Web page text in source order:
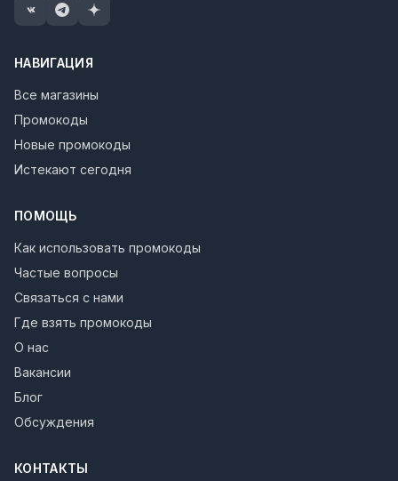
НАВИГАЦИЯ
Все магазины
Промокоды
Новые промокоды
Истекают сегодня
ПОМОЩЬ
Как использовать промокоды
Частые вопросы
Связаться с нами
Где взять промокоды
О нас
Вакансии
Блог
Обсуждения
КОНТАКТЫ